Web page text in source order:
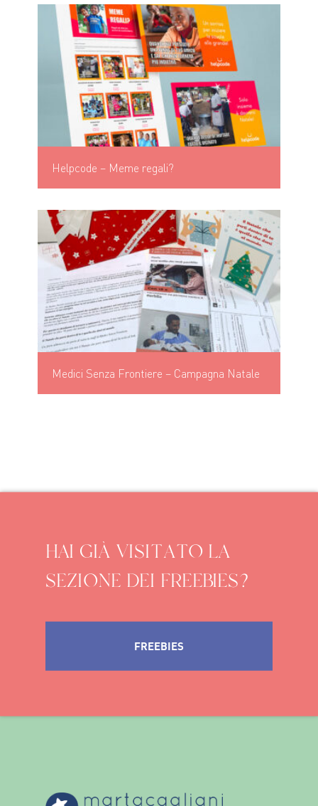
Helpcode – Meme regali?
Medici Senza Frontiere – Campagna Natale
HAI GIÀ VISITATO LA
SEZIONE DEI FREEBIES?
FREEBIES